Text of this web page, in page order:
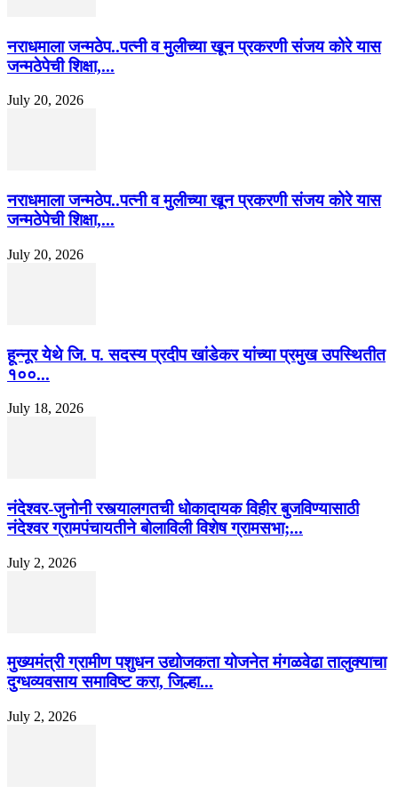
नराधमाला जन्मठेप..पत्नी व मुलीच्या खून प्रकरणी संजय कोरे यास
जन्मठेपेची शिक्षा,...
July 20, 2026
नराधमाला जन्मठेप..पत्नी व मुलीच्या खून प्रकरणी संजय कोरे यास
जन्मठेपेची शिक्षा,...
July 20, 2026
हून्नूर येथे जि. प. सदस्य प्रदीप खांडेकर यांच्या प्रमुख उपस्थितीत
१००...
July 18, 2026
नंदेश्वर-जुनोनी रस्त्यालगतची धोकादायक विहीर बुजविण्यासाठी
नंदेश्वर ग्रामपंचायतीने बोलाविली विशेष ग्रामसभा;...
July 2, 2026
मुख्यमंत्री ग्रामीण पशुधन उद्योजकता योजनेत मंगळवेढा तालुक्याचा
दुग्धव्यवसाय समाविष्ट करा, जिल्हा...
July 2, 2026